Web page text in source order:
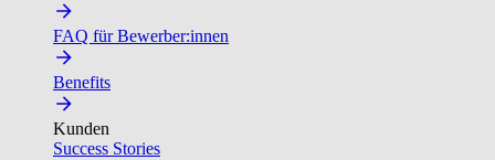
FAQ für Bewerber:innen
Benefits
Kunden
Success Stories